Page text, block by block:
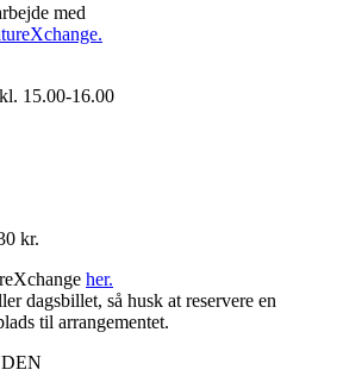
med
15.00-16.00
kr.
her.
dagsbillet, så husk at reservere en
til arrangementet.